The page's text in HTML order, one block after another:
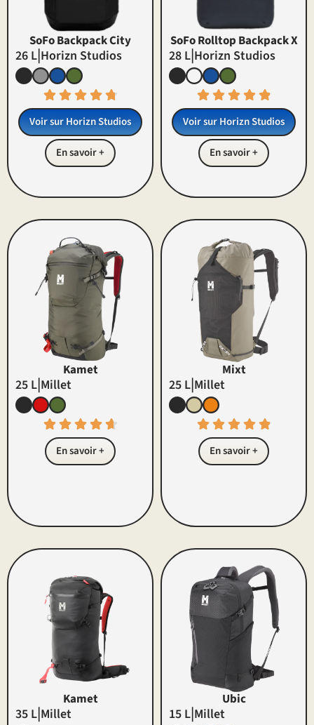
SoFo Backpack City
26 L|Horizn Studios
Voir surHorizn Studios
En savoir +
SoFo Rolltop Backpack X
28 L|Horizn Studios
Voir surHorizn Studios
En savoir +
Kamet
25 L|Millet
En savoir +
Mixt
25 L|Millet
En savoir +
Kamet
35 L|Millet
Ubic
15 L|Millet